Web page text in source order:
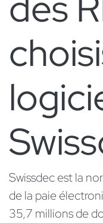
Swissdec est la
de la paie
35,7 millions de